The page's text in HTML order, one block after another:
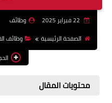
وظائف
الصفحة الرئيسية
وظائف
محتويات المقال